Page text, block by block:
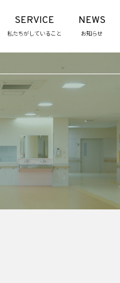
SERVICE
私たちがしていること
NEWS
お知らせ